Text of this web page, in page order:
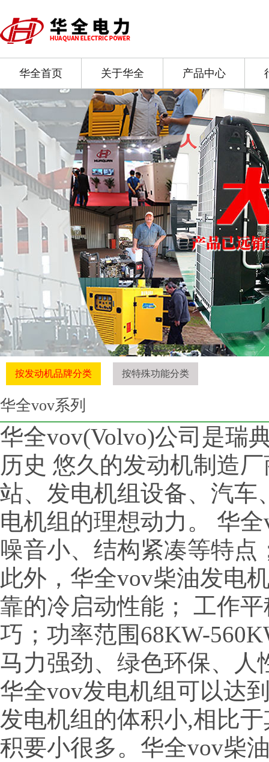
华全首页 关于华全 产品中心
按发动机品牌分类 按特殊功能分类
华全vov系列
华全vov(Volvo)公司是瑞
历史 悠久的发动机制造
站、发电机组设备、汽车
电机组的理想动力。 华
噪音小、结构紧凑等特点
此外，华全vov柴油发电
靠的冷启动性能； 工作
巧；功率范围68KW-
马力强劲、绿色环保、人
华全vov发电机组可以达
发电机组的体积小,相比
积要小很多。华全vov柴